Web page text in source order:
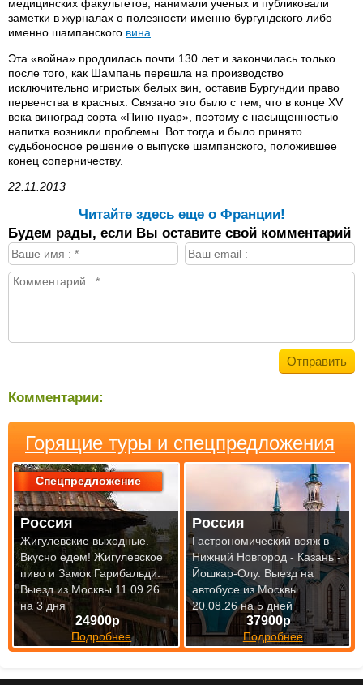
медицинских факультетов, нанимали ученых и публиковали
заметки в журналах о полезности именно бургундского либо
именно шампанского вина
Эта «война» продлилась почти 130 лет и закончилась только
после того, как Шампань перешла на производство
исключительно игристых белых вин, оставив Бургундии право
первенства в красных. Связано это было с тем, что в конце XV
века виноград сорта «Пино нуар», поэтому с насыщенностью
напитка возникли проблемы. Вот тогда и было принято
судьбоносное решение о выпуске шампанского, положившее
конец соперничеству.
22.11.2013
Читайте здесь еще о Франции!
Будем рады, если Вы оставите свой комментарий
Комментарии:
Горящие туры и спецпредложения
Спецпредложение
24900р
Подробнее
Россия
Жигулевские выходные.
Вкусно едем! Жигулевское
пиво и Замок Гарибальди.
Выезд из Москвы 11.09.26
на 3 дня
37900р
Подробнее
Россия
Гастрономический вояж в
Нижний Новгород - Казань -
Йошкар-Олу. Выезд на
автобусе из Москвы
20.08.26 на 5 дней